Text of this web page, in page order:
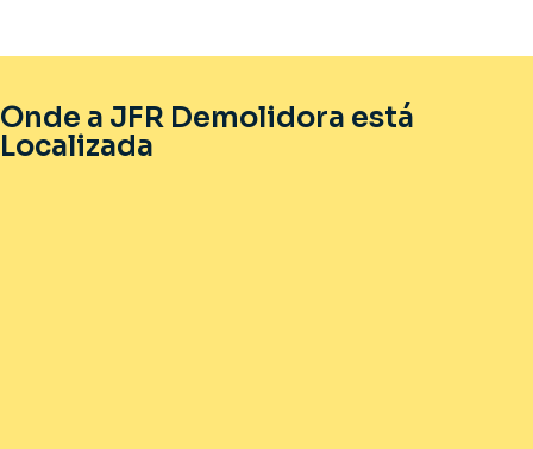
Onde a JFR Demolidora está
Localizada